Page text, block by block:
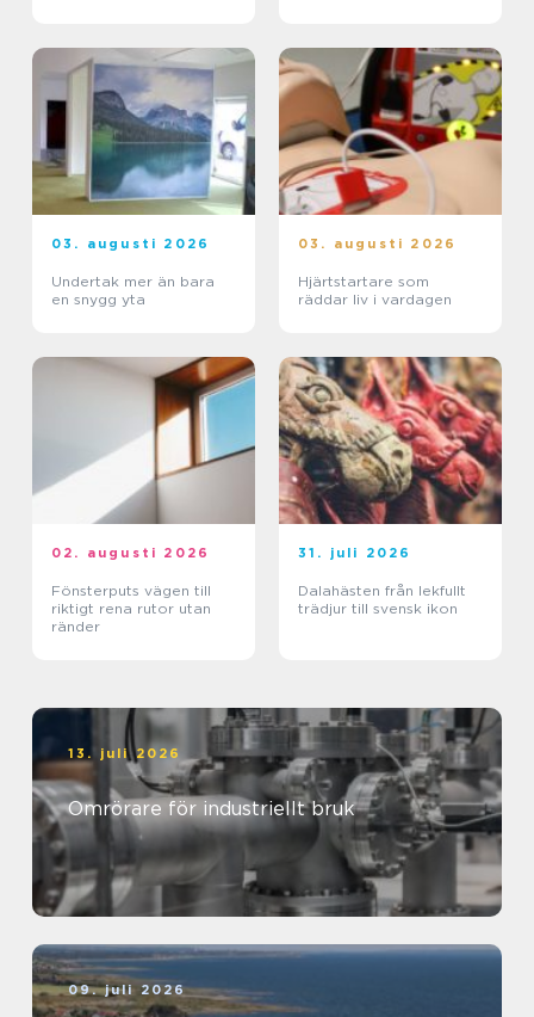
03. augusti 2026
Undertak mer än bara
en snygg yta
03. augusti 2026
Hjärtstartare som
räddar liv i vardagen
02. augusti 2026
Fönsterputs vägen till
riktigt rena rutor utan
ränder
31. juli 2026
Dalahästen från lekfullt
trädjur till svensk ikon
13. juli 2026
Omrörare för industriellt bruk
09. juli 2026